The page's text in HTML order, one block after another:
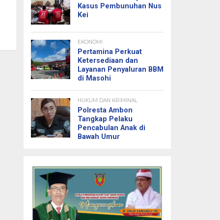
Kasus Pembunuhan Nus
Kei
EKONOMI
Pertamina Perkuat
Ketersediaan dan
Layanan Penyaluran BBM
di Masohi
HUKUM DAN KRIMINAL
Polresta Ambon
Tangkap Pelaku
Pencabulan Anak di
Bawah Umur